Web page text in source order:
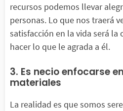
recursos podemos llevar
personas. Lo que nos traerá
satisfacción en la vida será la
hacer lo que le agrada a él.
3. Es necio enfocarse
materiales
La realidad es que somos